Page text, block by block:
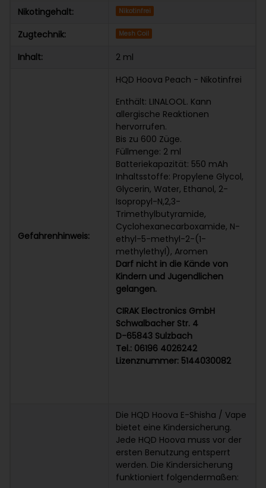
Nikotingehalt: Nikotinfrei
Zugtechnik: Mesh Coil
Inhalt: 2 ml
Gefahrenhinweis:
HQD Hoova Peach - Nikotinfrei
Enthält: LINALOOL. Kann
allergische Reaktionen
hervorrufen.
Bis zu 600 Züge.
Füllmenge: 2 ml
Batteriekapazität: 550 mAh
Inhaltsstoffe: Propylene Glycol,
Glycerin, Water, Ethanol, 2-
Isopropyl-N,2,3-
Trimethylbutyramide,
Cyclohexanecarboxamide, N-
ethyl-5-methyl-2-(1-
methylethyl), Aromen
Darf nicht in die Kände von
Kindern und Jugendlichen
gelangen.
CIRAK Electronics GmbH
Schwalbacher Str. 4
D-65843 Sulzbach
Tel.: 06196 4026242
Lizenznummer: 5144030082
Die HQD Hoova E-Shisha / Vape
bietet eine Kindersicherung.
Jede HQD Hoova muss vor der
ersten Benutzung entsperrt
werden. Die Kindersicherung
funktioniert folgendermaßen: